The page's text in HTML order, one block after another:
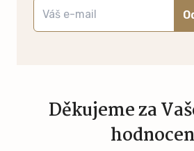
Děkujeme za